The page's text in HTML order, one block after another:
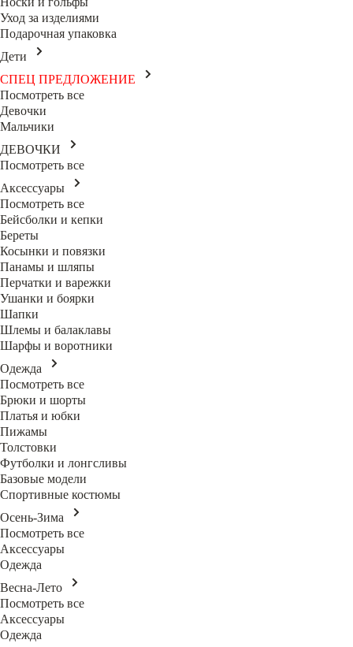
Уход за изделиями
Подарочная упаковка
Дети
СПЕЦ ПРЕДЛОЖЕНИЕ
Посмотреть все
Девочки
Мальчики
ДЕВОЧКИ
Посмотреть все
Аксессуары
Посмотреть все
Бейсболки и кепки
Береты
Косынки и повязки
Панамы и шляпы
Перчатки и варежки
Ушанки и боярки
Шапки
Шлемы и балаклавы
Шарфы и воротники
Одежда
Посмотреть все
Брюки и шорты
Платья и юбки
Пижамы
Толстовки
Футболки и лонгсливы
Базовые модели
Спортивные костюмы
Осень-Зима
Посмотреть все
Аксессуары
Одежда
Весна-Лето
Посмотреть все
Аксессуары
Одежда